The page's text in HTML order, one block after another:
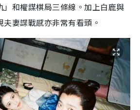
」和權謀棋局三條線。加上白鹿與
妻諜戰感亦非常有看頭。